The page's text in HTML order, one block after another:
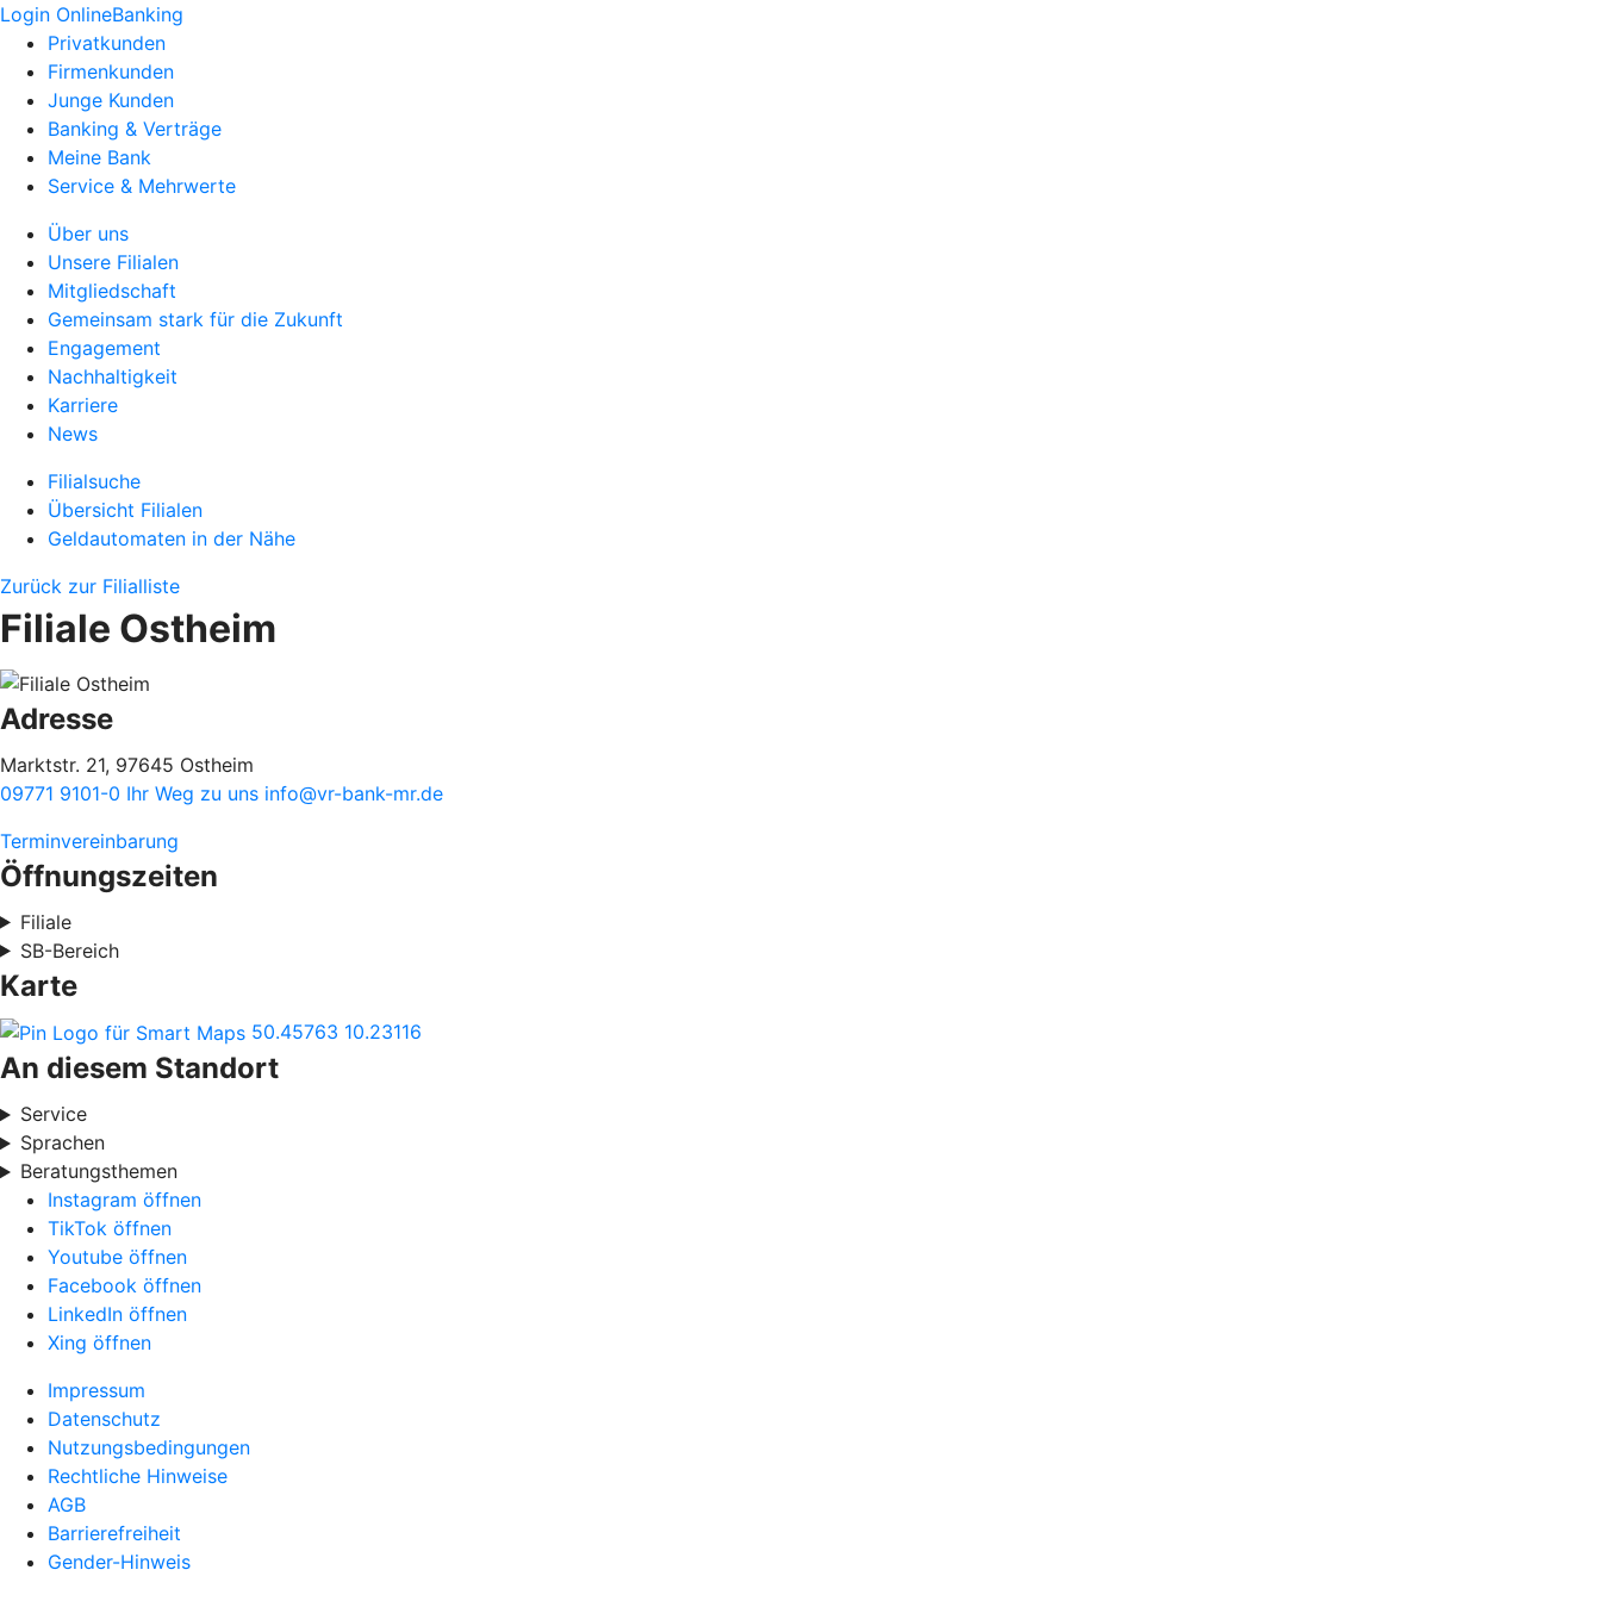
Login OnlineBanking
Privatkunden
Firmenkunden
Junge Kunden
Banking & Verträge
Meine Bank
Service & Mehrwerte
Über uns
Unsere Filialen
Mitgliedschaft
Gemeinsam stark für die Zukunft
Engagement
Nachhaltigkeit
Karriere
News
Filialsuche
Übersicht Filialen
Geldautomaten in der Nähe
Zurück zur Filialliste
Filiale Ostheim
Adresse
Marktstr. 21, 97645 Ostheim
09771 9101-0 Ihr Weg zu uns info@vr-bank-mr.de
Terminvereinbarung
Öffnungszeiten
Filiale
SB-Bereich
Karte
50.45763 10.23116
An diesem Standort
Service
Sprachen
Beratungsthemen
Instagram öffnen
TikTok öffnen
Youtube öffnen
Facebook öffnen
LinkedIn öffnen
Xing öffnen
Impressum
Datenschutz
Nutzungsbedingungen
Rechtliche Hinweise
AGB
Barrierefreiheit
Gender-Hinweis